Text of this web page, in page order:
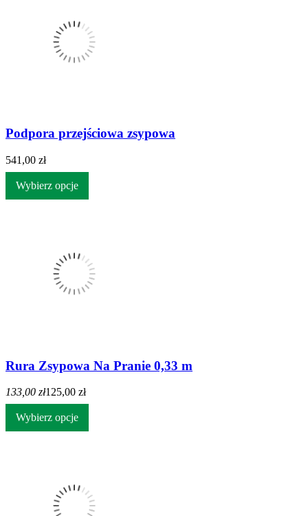
Podpora przejściowa zsypowa
541,00 zł
Wybierz opcje
Rura Zsypowa Na Pranie 0,33 m
133,00 zł125,00 zł
Wybierz opcje